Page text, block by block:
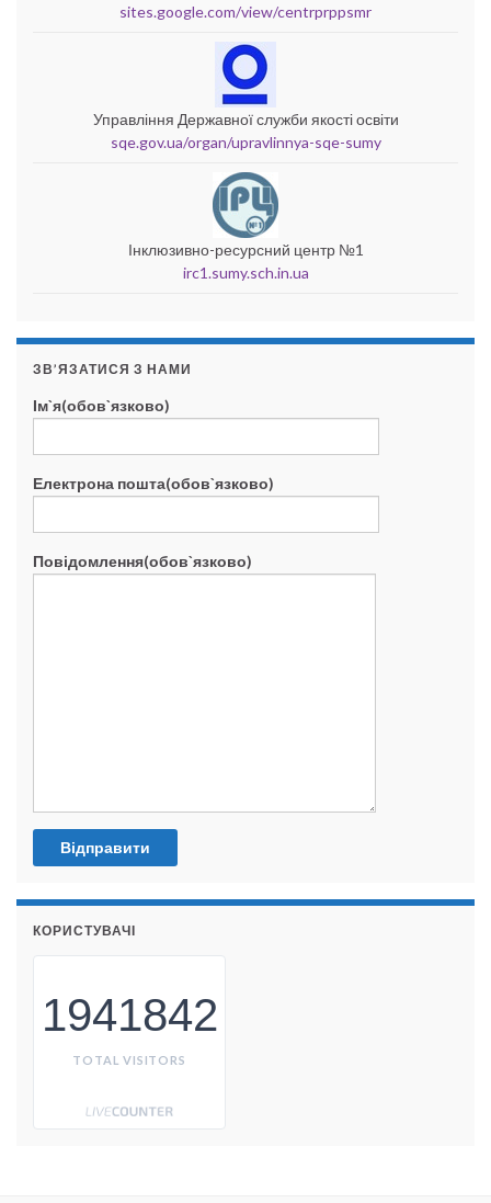
sites.google.com/view/centrprppsmr
Управління Державної служби якості освіти
sqe.gov.ua/organ/upravlinnya-sqe-sumy
Інклюзивно-ресурсний центр №1
irc1.sumy.sch.in.ua
ЗВ’ЯЗАТИСЯ З НАМИ
Ім`я(обов`язково)
Електрона пошта(обов`язково)
Повідомлення(обов`язково)
КОРИСТУВАЧІ
1941842
TOTAL VISITORS